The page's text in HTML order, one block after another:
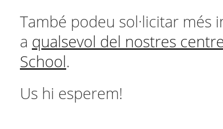
També podeu sol·licitar més
a qualsevol del nostres
School .
Us hi esperem!